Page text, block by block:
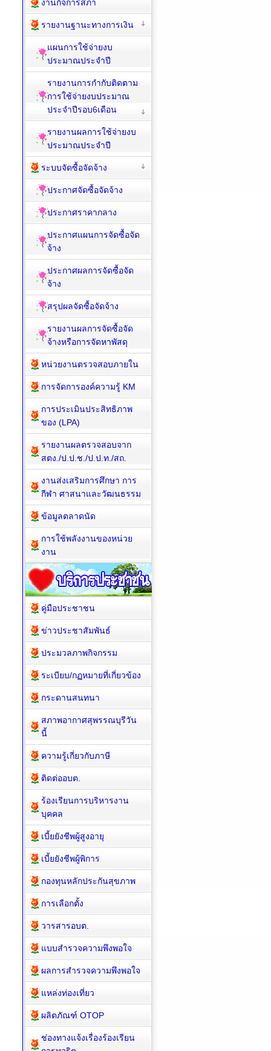
งานกิจการสภา
รายงานฐานะทางการเงิน
แผนการใช้จ่ายงบ
ประมาณประจำปี
รายงานการกำกับติดตาม
การใช้จ่ายงบประมาณ
ประจำปีรอบ6เดือน
รายงานผลการใช้จ่ายงบ
ประมาณประจำปี
ระบบจัดซื้อจัดจ้าง
ประกาศจัดซื้อจัดจ้าง
ประกาศราคากลาง
ประกาศแผนการจัดซื้อจัด
จ้าง
ประกาศผลการจัดซื้อจัด
จ้าง
สรุปผลจัดซื้อจัดจ้าง
รายงานผลการจัดซื้อจัด
จ้างหรือการจัดหาพัสดุ
หน่วยงานตรวจสอบภายใน
การจัดการองค์ความรู้ KM
การประเมินประสิทธิภาพ
ของ (LPA)
รายงานผลตรวจสอบจาก
สตง./ป.ป.ช./ป.ป.ท./สถ.
งานส่งเสริมการศึกษา การ
กีฬา ศาสนาและวัฒนธรรม
ข้อมูลตลาดนัด
การใช้พลังงานของหน่วย
งาน
คู่มือประชาชน
ข่าวประชาสัมพันธ์
ประมวลภาพกิจกรรม
ระเบียบ/กฏหมายที่เกี่ยวข้อง
กระดานสนทนา
สภาพอากาศสุพรรณบุรีวัน
นี้
ความรู้เกี่ยวกับภาษี
ติดต่ออบต.
ร้องเรียนการบริหารงาน
บุคคล
เบี้ยยังชีพผู้สูงอายุ
เบี้ยยังชีพผู้พิการ
กองทุนหลักประกันสุขภาพ
การเลือกตั้ง
วารสารอบต.
แบบสำรวจความพึงพอใจ
ผลการสำรวจความพึงพอใจ
แหล่งท่องเที่ยว
ผลิตภัณฑ์ OTOP
ช่องทางแจ้งเรื่องร้องเรียน